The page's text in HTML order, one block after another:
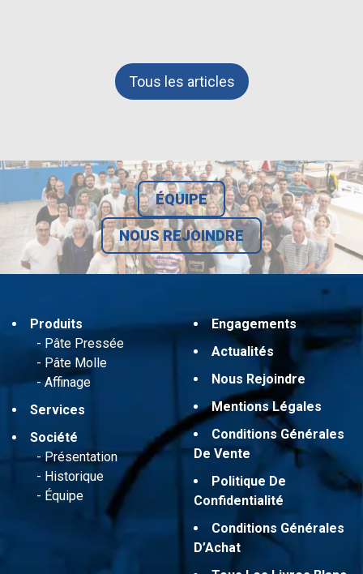
Tous les articles
ÉQUIPE
NOUS REJOINDRE
Produits
Pâte Pressée
Pâte Molle
Affinage
Services
Société
Présentation
Historique
Équipe
Engagements
Actualités
Nous Rejoindre
Mentions Légales
Conditions Générales
De Vente
Politique De
Confidentialité
Conditions Générales
D’Achat